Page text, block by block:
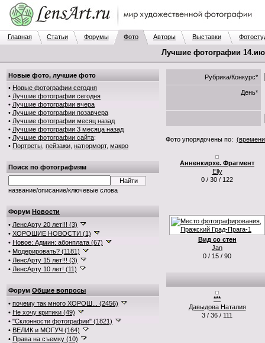
Главная Статьи Форумы Фото Авторы Выставки
Лучшие фотографии
Новые фото, лучшие фото
• Новые фотографии сегодня
• Лучшие фотографии сегодня
• Лучшие фотографии вчера
• Лучшие фотографии позавчера
• Лучшие фотографии месяц назад
• Лучшие фотографии 3 месяца назад
• Лучшие фотографии сайта:
• Портреты пейзажи натюрморт, макро
Поиск по фотографиям
название/описание/ключевые слова
Форум Новости
• ЛенсАрту 20 лет!!! (3)
• ХОРОШИЕ НОВОСТИ (1)
• Новое: Админ: абонплата (67)
• Модерировать? (1181)
• ЛенсАрту 15 лет!!! (3)
• ЛенсАрту 10 лет! (11)
Форум Общие вопросы
• почему так много ХОРОШ... (2456)
• Не хочу критики (49)
• "Склонности фотографии" (1821)
• ВЕЛИК и МОГУЧ (164)
• Права на съемку (10)
Рубрика/Конкурс*
День*
Фото упорядочены по: (времени
Анненкирхе. Фрагмент
Elly
0 / 30 / 122
Вид со стен
Jan
0 / 15 / 90
***
Давыдова Наталия
3 / 36 / 111